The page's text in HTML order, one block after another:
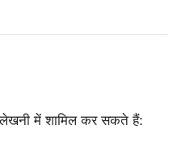
में शामिल कर सकते हैं: